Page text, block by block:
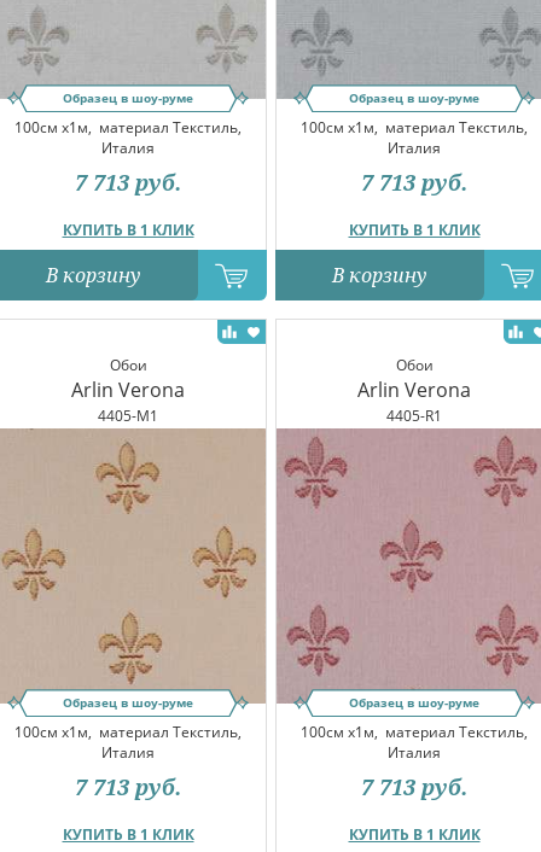
Образец в шоу-руме
100см x1м, материал Текстиль,
Италия
КУПИТЬ В 1 КЛИК
7 713 руб.
В корзину
Образец в шоу-руме
100см x1м, материал Текстиль,
Италия
КУПИТЬ В 1 КЛИК
7 713 руб.
В корзину
Обои
Arlin Verona
4405-M1
Образец в шоу-руме
100см x1м, материал Текстиль,
Италия
КУПИТЬ В 1 КЛИК
7 713 руб.
Обои
Arlin Verona
4405-R1
Образец в шоу-руме
100см x1м, материал Текстиль,
Италия
КУПИТЬ В 1 КЛИК
7 713 руб.